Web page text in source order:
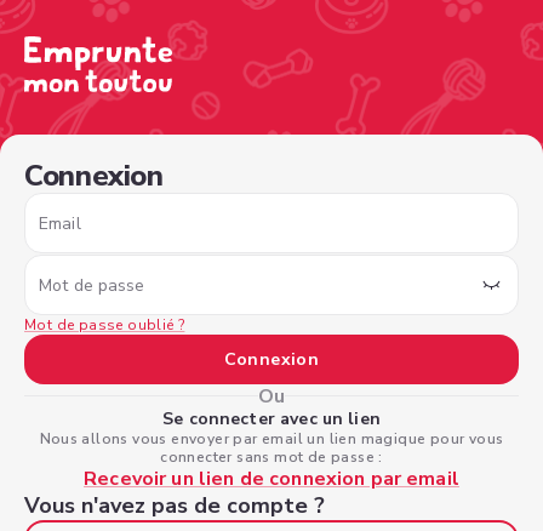
Connexion
Email
Mot de passe
Mot de passe oublié ?
Connexion
Ou
Se connecter avec un lien
Nous allons vous envoyer par email un lien magique pour vous
connecter sans mot de passe :
Recevoir un lien de connexion par email
Vous n'avez pas de compte ?
/sign-in?nextPage=%2Fview-profile%2F71480561-8d17-